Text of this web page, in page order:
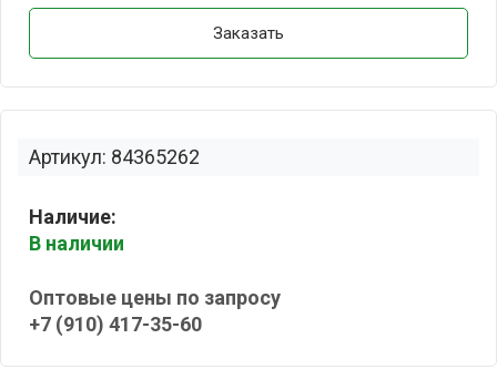
Артикул: 84365262
Наличие:
В наличии
Оптовые цены по запросу
+7 (910) 417-35-60
Заказать